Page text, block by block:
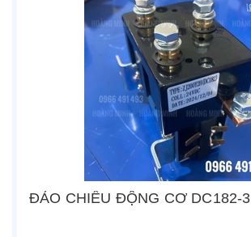
ĐẢO CHIỀU ĐỘNG CƠ DC182-3